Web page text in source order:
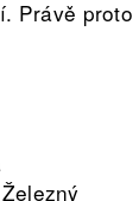
Právě